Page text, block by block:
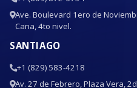
Ave. Boulevard 1ero de
Cana, 4to nivel.
SANTIAGO
+1 (829) 583-4218
Av. 27 de Febrero, Plaza Vera,